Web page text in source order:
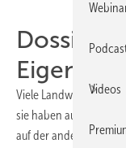
Dossier
Viele Landwirte zeigen
sie haben auf der
auf der anderen Seite
Videos